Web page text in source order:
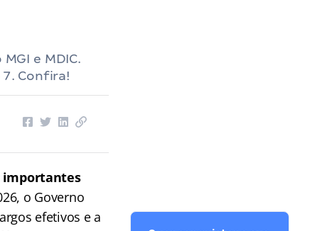
e MDIC.
Confira!
importantes
o Governo
efetivos e a